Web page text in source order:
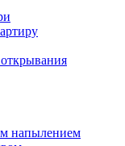
напылением